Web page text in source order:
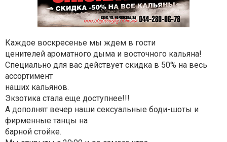
Каждое воскресенье мы ждем в гости
ценителей ароматного дыма и восточного кальяна!
Специально для вас действует скидка в 50% на весь
ассортимент
наших кальянов.
Экзотика стала еще доступнее!!!
А дополнят вечер наши сексуальные боди-шоты и
фирменные танцы на
барной стойке.